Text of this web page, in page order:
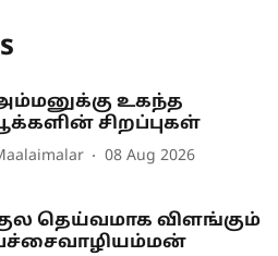
உகந்த
சிறப்புகள்
08 Aug 2026
தெய்வமாக விளங்கும்